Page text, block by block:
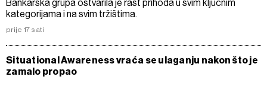
Bankarska grupa ostvarila je rast prihoda u svim ključnim
kategorijama i na svim tržištima.
prije 17 sati
Situational Awareness vraća se ulaganju nakon što je
zamalo propao